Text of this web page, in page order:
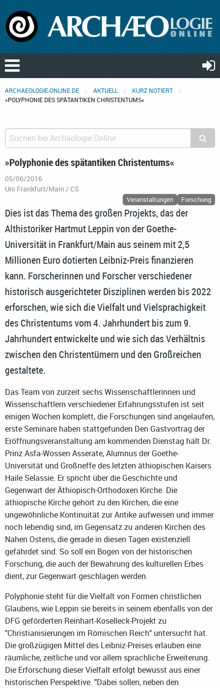
ARCHAEOLOGIE-ONLINE.DE AKTUELL
KURZ NOTIERT
»POLYPHONIE DES SPÄTANTIKEN CHRISTENTUMS«
»Polyphonie des spätantiken Christentums«
05/06/2016
Uni Frankfurt/Main / CS
Veranstaltungen Forschung
Dies ist das Thema des großen Projekts, das der
Althistoriker Hartmut Leppin von der Goethe-
Universität in Frankfurt/Main aus seinem mit 2,5
Millionen Euro dotierten Leibniz-Preis finanzieren
kann. Forscherinnen und Forscher verschiedener
historisch ausgerichteter Disziplinen werden bis 2022
erforschen, wie sich die Vielfalt und Vielsprachigkeit
des Christentums vom 4. Jahrhundert bis zum 9.
Jahrhundert entwickelte und wie sich das Verhältnis
zwischen den Christentümern und den Großreichen
gestaltete.
Das Team von zurzeit sechs Wissenschaftlerinnen und
Wissenschaftlern verschiedener Erfahrungsstufen ist seit
einigen Wochen komplett, die Forschungen sind angelaufen,
erste Seminare haben stattgefunden Den Gastvortrag der
Eröffnungsveranstaltung am kommenden Dienstag hält Dr.
Prinz Asfa-Wossen Asserate, Alumnus der Goethe-
Universität und Großneffe des letzten äthiopischen Kaisers
Haile Selassie. Er spricht über die Geschichte und
Gegenwart der Äthiopisch-Orthodoxen Kirche. Die
äthiopische Kirche gehört zu den Kirchen, die eine
ungewöhnliche Kontinuität zur Antike aufweisen und immer
noch lebendig sind, im Gegensatz zu anderen Kirchen des
Nahen Ostens, die gerade in diesen Tagen existenziell
gefährdet sind. So soll ein Bogen von der historischen
Forschung, die auch der Bewahrung des kulturellen Erbes
dient, zur Gegenwart geschlagen werden.
Polyphonie steht für die Vielfalt von Formen christlichen
Glaubens, wie Leppin sie bereits in seinem ebenfalls von der
DFG geförderten Reinhart-Koselleck-Projekt zu
"Christianisierungen im Römischen Reich" untersucht hat.
Die großzügigen Mittel des Leibniz-Preises erlauben eine
räumliche, zeitliche und vor allem sprachliche Erweiterung.
Die Erforschung dieser Vielfalt erfolgt bewusst aus einer
historischen Perspektive. "Dabei sollen, neben den